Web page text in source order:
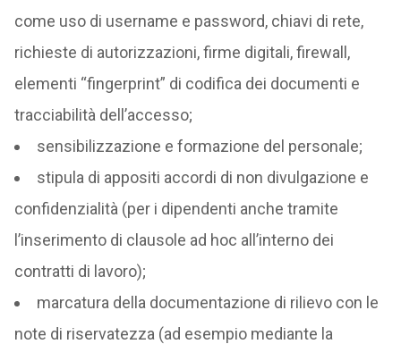
come uso di username e password, chiavi di rete,
richieste di autorizzazioni, firme digitali, firewall,
elementi “fingerprint” di codifica dei documenti e
tracciabilità dell’accesso;
sensibilizzazione e formazione del personale;
stipula di appositi accordi di non divulgazione e
confidenzialità (per i dipendenti anche tramite
l’inserimento di clausole ad hoc all’interno dei
contratti di lavoro);
marcatura della documentazione di rilievo con le
note di riservatezza (ad esempio mediante la